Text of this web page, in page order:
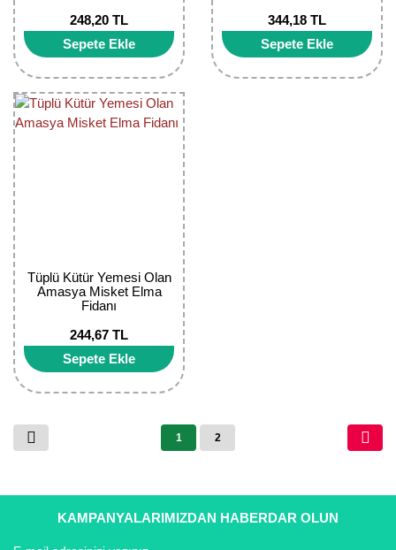
248,20 TL
Sepete Ekle
344,18 TL
Sepete Ekle
Tüplü Kütür Yemesi Olan
Amasya Misket Elma
Fidanı
244,67 TL
Sepete Ekle
1 2
KAMPANYALARIMIZDAN HABERDAR OLUN